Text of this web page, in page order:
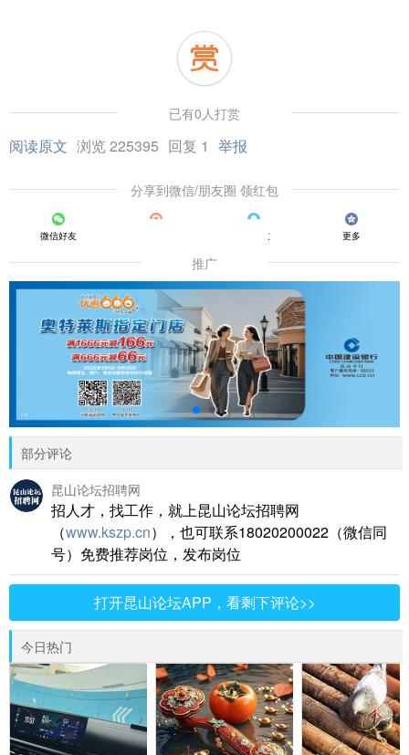
已有0人打赏
阅读原文 浏览 225395 回复 1 举报
分享到微信/朋友圈 领红包
微信好友 QQ好友 更多
推广
部分评论
昆山论坛招聘网
招人才，找工作，就上昆山论坛招聘网
（www.kszp.cn），也可联系18020200022（微信同
号）免费推荐岗位，发布岗位
打开昆山论坛APP，看剩下评论>>
今日热门